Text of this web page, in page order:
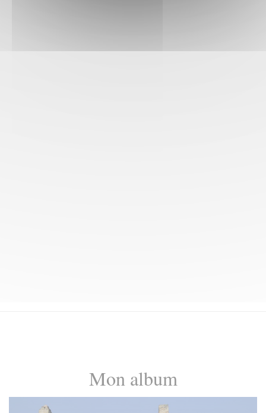
Mon album